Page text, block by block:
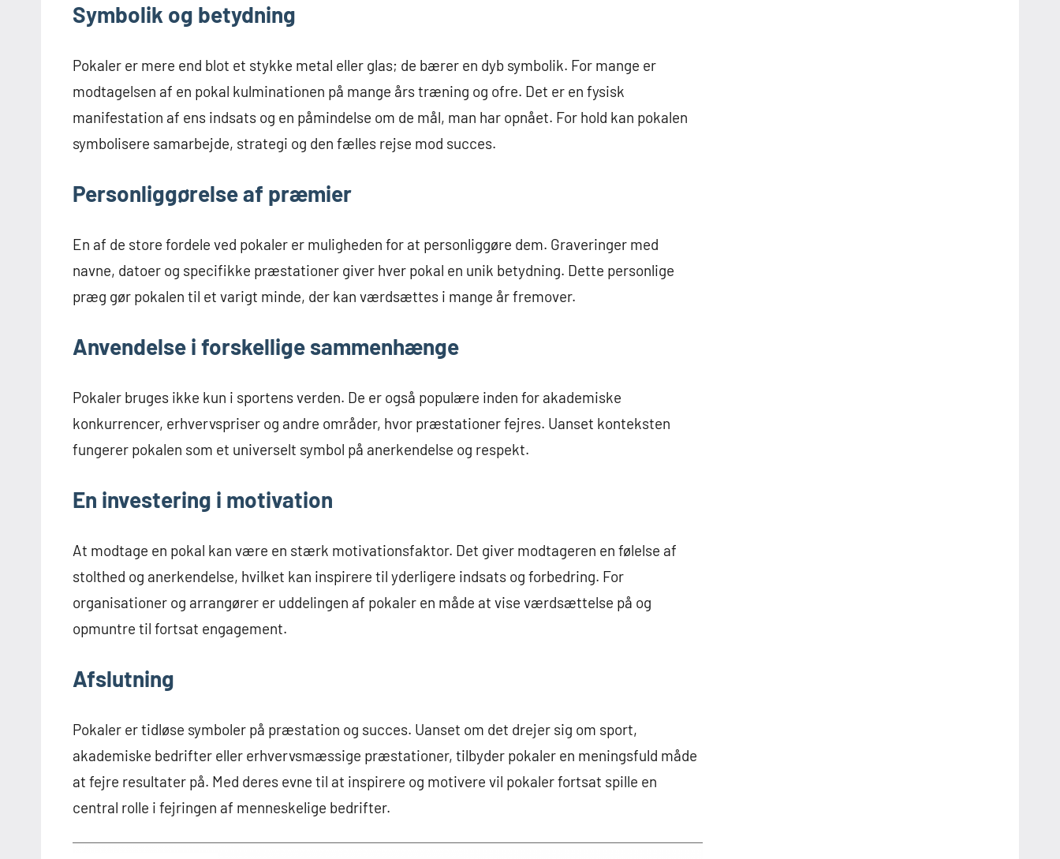
Symbolik og betydning
Pokaler er mere end blot et stykke metal eller glas; de bærer en dyb symbolik. For mange er
modtagelsen af en pokal kulminationen på mange års træning og ofre. Det er en fysisk
manifestation af ens indsats og en påmindelse om de mål, man har opnået. For hold kan pokalen
symbolisere samarbejde, strategi og den fælles rejse mod succes.
Personliggørelse af præmier
En af de store fordele ved pokaler er muligheden for at personliggøre dem. Graveringer med
navne, datoer og specifikke præstationer giver hver pokal en unik betydning. Dette personlige
præg gør pokalen til et varigt minde, der kan værdsættes i mange år fremover.
Anvendelse i forskellige sammenhænge
Pokaler bruges ikke kun i sportens verden. De er også populære inden for akademiske
konkurrencer, erhvervspriser og andre områder, hvor præstationer fejres. Uanset konteksten
fungerer pokalen som et universelt symbol på anerkendelse og respekt.
En investering i motivation
At modtage en pokal kan være en stærk motivationsfaktor. Det giver modtageren en følelse af
stolthed og anerkendelse, hvilket kan inspirere til yderligere indsats og forbedring. For
organisationer og arrangører er uddelingen af pokaler en måde at vise værdsættelse på og
opmuntre til fortsat engagement.
Afslutning
Pokaler er tidløse symboler på præstation og succes. Uanset om det drejer sig om sport,
akademiske bedrifter eller erhvervsmæssige præstationer, tilbyder pokaler en meningsfuld måde
at fejre resultater på. Med deres evne til at inspirere og motivere vil pokaler fortsat spille en
central rolle i fejringen af menneskelige bedrifter.